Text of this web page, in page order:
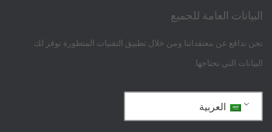
البيانات العامة للجميع
نحن ندافع عن معتقداتنا ومن خلال تطبيق التقنيات المتطورة نوفر لك
البيانات التي تحتاجها.
العربية